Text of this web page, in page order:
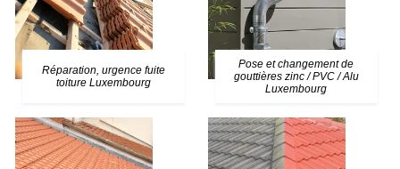
Réparation, urgence fuite
toiture Luxembourg
Pose et changement de
gouttières zinc / PVC / Alu
Luxembourg